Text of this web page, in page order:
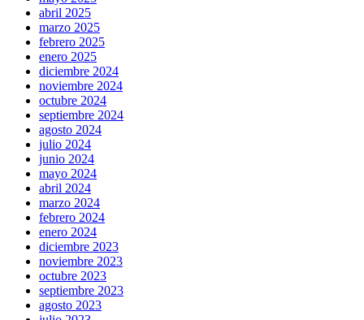
abril 2025
marzo 2025
febrero 2025
enero 2025
diciembre 2024
noviembre 2024
octubre 2024
septiembre 2024
agosto 2024
julio 2024
junio 2024
mayo 2024
abril 2024
marzo 2024
febrero 2024
enero 2024
diciembre 2023
noviembre 2023
octubre 2023
septiembre 2023
agosto 2023